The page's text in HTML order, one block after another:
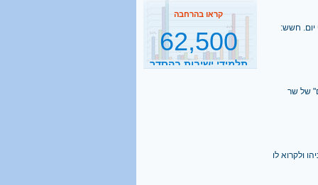
תלמידי ישיבות בהסדר
דחיית השירות
קראו בהרחבה
יום. חשש:
של שר
ולקרוא לו